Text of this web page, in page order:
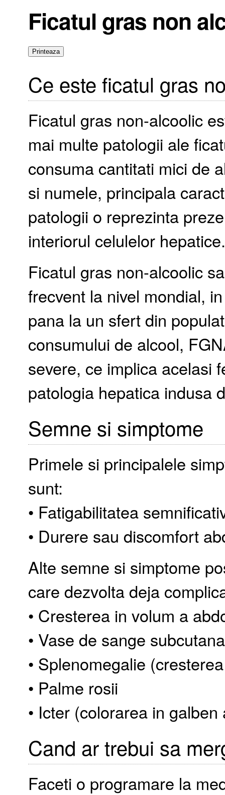
Ficatul gras non
Ce este ficatul gras
Ficatul gras non-alcoolic
mai multe patologii ale
consuma cantitati mici de
si numele, principala
patologii o reprezinta
interiorul celulelor
Ficatul gras non-alcoolic
frecvent la nivel mondial,
pana la un sfert din
consumului de alcool,
severe, ce implica acelasi
patologia hepatica indusa
Semne si simptome
Primele si principalele
sunt:
• Fatigabilitatea
• Durere sau discomfort
Alte semne si simptome
care dezvolta deja
• Cresterea in volum a
• Vase de sange
• Splenomegalie
• Palme rosii
• Icter (colorarea in
Cand ar trebui sa
Faceti o programare la